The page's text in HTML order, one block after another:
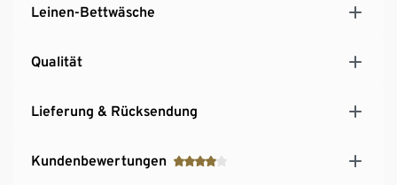
Leinen-Bettwäsche
Qualität
Lieferung & Rücksendung
Kundenbewertungen